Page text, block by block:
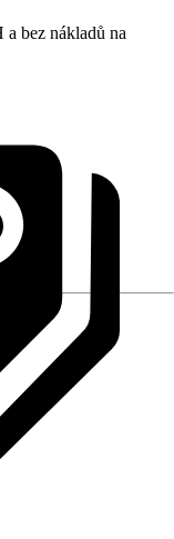
bez nákladů na